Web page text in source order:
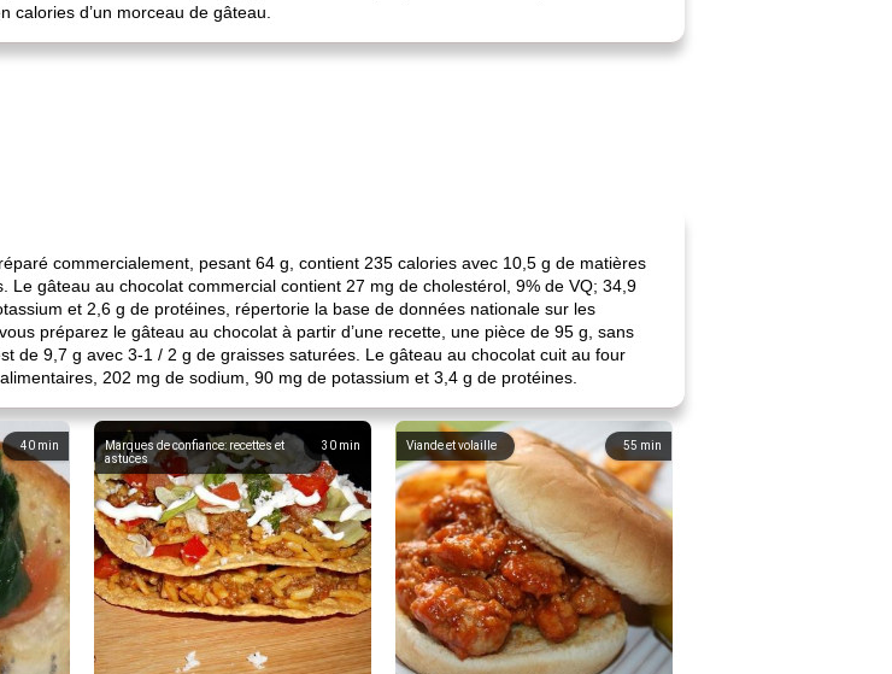
d’un morceau de gâteau.
commercialement, pesant 64 g, contient 235 calories avec 10,5 g de matières
gâteau au chocolat commercial contient 27 mg de cholestérol, 9% de VQ; 34,9
et 2,6 g de protéines, répertorie la base de données nationale sur les
préparez le gâteau au chocolat à partir d’une recette, une pièce de 95 g, sans
de 9,7 g avec 3-1 / 2 g de graisses saturées. Le gâteau au chocolat cuit au four
202 mg de sodium, 90 mg de potassium et 3,4 g de protéines.
40 min 30 min
Marques de confiance: recettes et
astuces
55 min
Viande et volaille